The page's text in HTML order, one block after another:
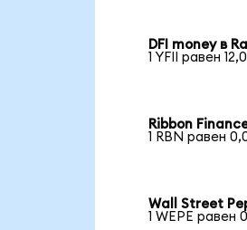
DFI money в
1 YFII равен
Ribbon
1 RBN равен
Wall Street
1 WEPE равен